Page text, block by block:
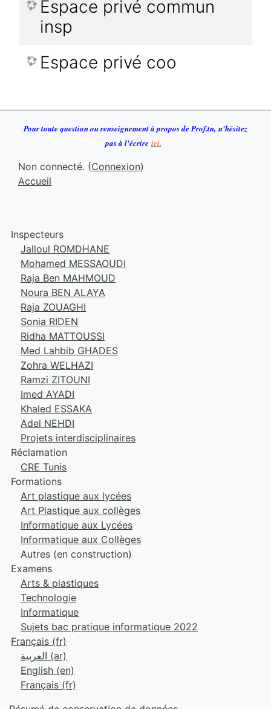
Espace privé commun
insp
Espace privé coo
Pour toute question ou renseignement à propos de Prof.tn, n'hésitez
pas à l'écrire ici.
Non connecté. (Connexion)
Accueil
Inspecteurs
Jalloul ROMDHANE
Mohamed MESSAOUDI
Raja Ben MAHMOUD
Noura BEN ALAYA
Raja ZOUAGHI
Sonia RIDEN
Ridha MATTOUSSI
Med Lahbib GHADES
Zohra WELHAZI
Ramzi ZITOUNI
Imed AYADI
Khaled ESSAKA
Adel NEHDI
Projets interdisciplinaires
Réclamation
CRE Tunis
Formations
Art plastique aux lycées
Art Plastique aux collèges
Informatique aux Lycées
Informatique aux Collèges
Autres (en construction)
Examens
Arts & plastiques
Technologie
Informatique
Sujets bac pratique informatique 2022
Français ‎(fr)‎
العربية ‎(ar)‎
English ‎(en)‎
Français ‎(fr)‎